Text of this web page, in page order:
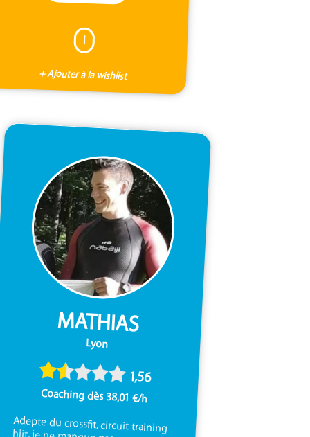
I
+ Ajouter à la wishlist
MATHIAS
Lyon
1,56
Coaching dès 38,01 €/h
Adepte du crossfit, circuit training
hiit, je ne manque pas
d'imagination pour vous faire
aimer le sport de façon ludique et
vous accompagner dans vos
objectifs de performance ou
d’événements. Courses ou
concours, je répondrai toujours
présent avec dynamisme pour